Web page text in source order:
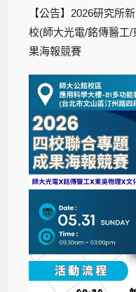
【公告】2026研究所
校(師大光電/銘傳醫工
果海報競賽